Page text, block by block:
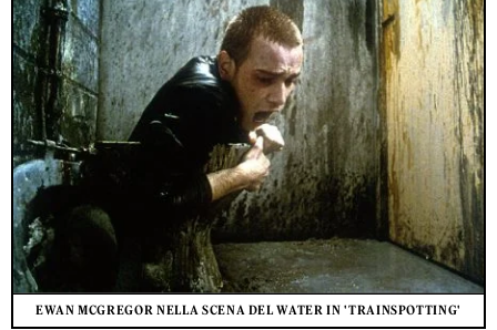
EWAN MCGREGOR NELLA SCENA DEL WATER IN 'TRAINSPOTTING'